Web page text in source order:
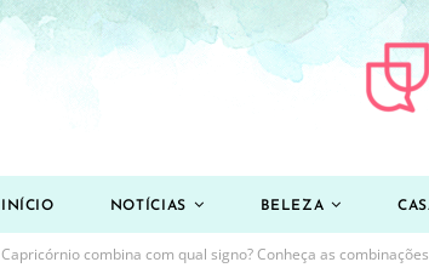
INÍCIO NOTÍCIAS BELEZA
Capricórnio combina com qual signo? Conheça as combinações